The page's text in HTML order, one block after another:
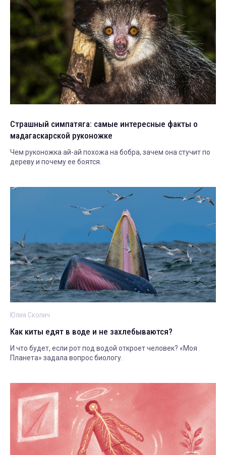
Страшный симпатяга: самые интересные факты о
мадагаскарской руконожке
Чем руконожка ай-ай похожа на бобра, зачем она стучит по
дереву и почему ее боятся.
Юлия Скопич
Как киты едят в воде и не захлебываются?
И что будет, если рот под водой откроет человек? «Моя
Планета» задала вопрос биологу.